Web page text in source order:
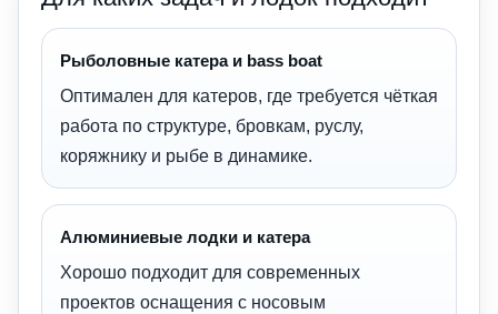
Рыболовные катера и bass boat
Оптимален для катеров, где требуется чёткая
работа по структуре, бровкам, руслу,
коряжнику и рыбе в динамике.
Алюминиевые лодки и катера
Хорошо подходит для современных
проектов оснащения с носовым